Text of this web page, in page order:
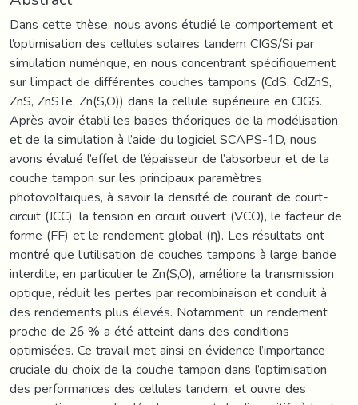
Dans cette thèse, nous avons étudié le comportement et
l’optimisation des cellules solaires tandem CIGS/Si par
simulation numérique, en nous concentrant spécifiquement
sur l’impact de différentes couches tampons (CdS, CdZnS,
ZnS, ZnSTe, Zn(S,O)) dans la cellule supérieure en CIGS.
Après avoir établi les bases théoriques de la modélisation
et de la simulation à l’aide du logiciel SCAPS-1D, nous
avons évalué l’effet de l’épaisseur de l’absorbeur et de la
couche tampon sur les principaux paramètres
photovoltaïques, à savoir la densité de courant de court-
circuit (JCC), la tension en circuit ouvert (VCO), le facteur de
forme (FF) et le rendement global (η). Les résultats ont
montré que l’utilisation de couches tampons à large bande
interdite, en particulier le Zn(S,O), améliore la transmission
optique, réduit les pertes par recombinaison et conduit à
des rendements plus élevés. Notamment, un rendement
proche de 26 % a été atteint dans des conditions
optimisées. Ce travail met ainsi en évidence l’importance
cruciale du choix de la couche tampon dans l’optimisation
des performances des cellules tandem, et ouvre des